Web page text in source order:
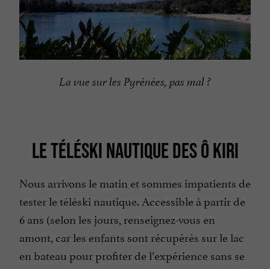
La vue sur les Pyrénées, pas mal ?
LE TÉLÉSKI NAUTIQUE DES Ô KIRI
Nous arrivons le matin et sommes impatients de
tester le téléski nautique. Accessible à partir de
6 ans (selon les jours, renseignez-vous en
amont, car les enfants sont récupérés sur le lac
en bateau pour profiter de l’expérience sans se